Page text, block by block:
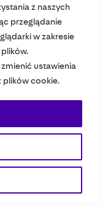
z naszych
przeglądanie
w zakresie
ustawienia
plików cookie.
EMFASpeak Up